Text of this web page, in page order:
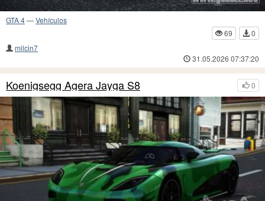
GTA 4—Vehículos
69
0
milcin7
31.05.2026 07:37:20
0
Koenigsegg Agera Jayga S8